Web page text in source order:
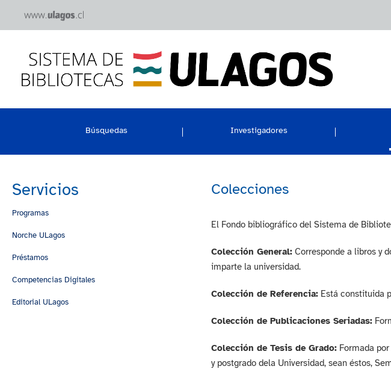
Búsquedas Investigadores
Servicios
Programas
Norche ULagos
Préstamos
Competencias Digitales
Editorial ULagos
Colecciones
El Fondo bibliográfico del Sistema de
Colección General: Corresponde a libros y
imparte la universidad.
Colección de Referencia: Está constituida
Colección de Publicaciones Seriadas:
Colección de Tesis de Grado: Formada
y postgrado dela Universidad, sean éstos,